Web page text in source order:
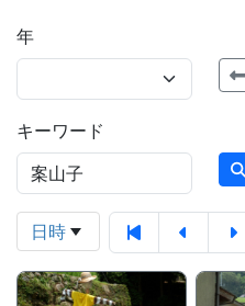
年
キーワード
日時